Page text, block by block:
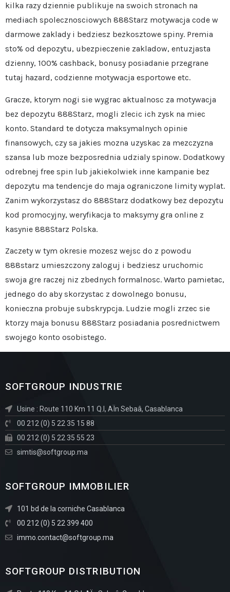
kilka razy dziennie publikuje na swoich stronach na
mediach spolecznosciowych 888Starz motywacja code w
darmowe zaklady i bedziesz bezkosztowe spiny. Premia
sto% od depozytu, ubezpieczenie zakladow, entuzjasta
dzienny, 100% cashback, bonusy posiadanie przegrane
tutaj hazard, codzienne motywacja esportowe etc.
Gracze, ktorym nogi sie wygrac aktualnosc za motywacja
bez depozytu 888Starz, mogli zlecic ich zysk na miec
konto. Standard te dotycza maksymalnych opinie
finansowych, czy sa jakies mozna uzyskac za mezczyzna
szansa lub moze bezposrednia udzialy spinow. Dodatkowy
odrebnej free spin lub jakiekolwiek inne kampanie bez
depozytu ma tendencje do maja ograniczone limity wyplat.
Zanim wykorzystasz do 888Starz dodatkowy bez depozytu
kod promocyjny, weryfikacja to maksymy gra online z
kasynie 888Starz Polska.
Zaczety w tym okresie mozesz wejsc do z powodu
888starz umieszczony zaloguj i bedziesz uruchomic
swoja gre raczej niz zbednych formalnosc. Warto pamietac,
jednego do aby skorzystac z dowolnego bonusu,
konieczna probuje subskrypcja. Ludzie mogli zrzec sie
ktorzy maja bonusu 888Starz posiadania posrednictwem
swojego konto osobistego.
SOFTGROUP INDUSTRIE
Usine : Route 110 Km 11 Q.I, AÏn Sebaâ, Casablanca
00 212 (0) 5 22 35 15 88
00 212 (0) 5 22 35 55 23
simtis@softgroup.ma
SOFTGROUP IMMOBILIER
101 bd de la corniche Casablanca
00 212 (0) 5 22 399 400
immo.contact@softgroup.ma
SOFTGROUP DISTRIBUTION